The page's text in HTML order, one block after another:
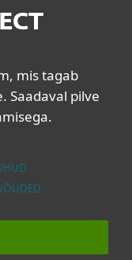
mis tagab
Saadaval pilve